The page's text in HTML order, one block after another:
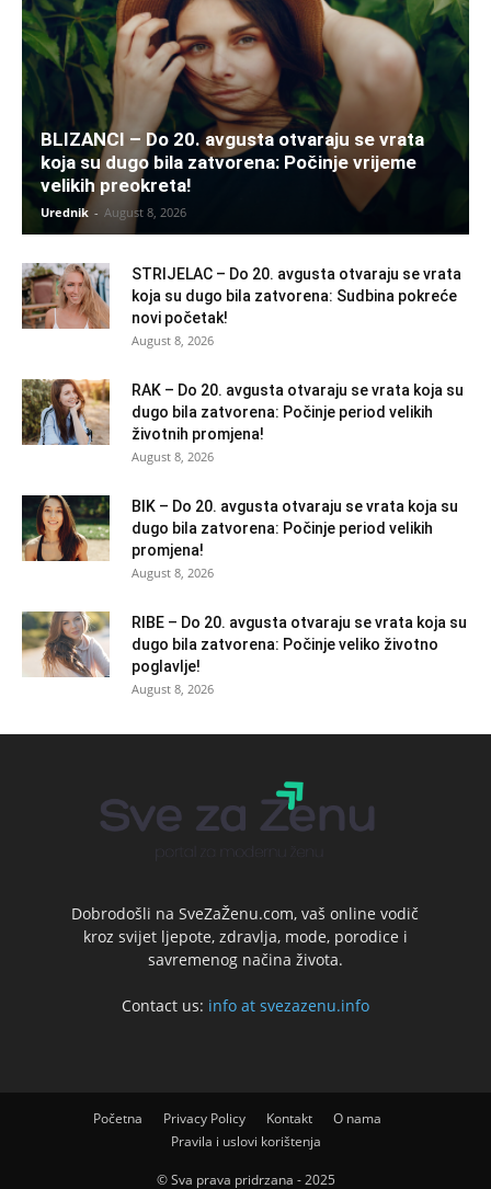
BLIZANCI – Do 20. avgusta otvaraju se vrata
koja su dugo bila zatvorena: Počinje vrijeme
velikih preokreta!
Urednik - August 8, 2026
STRIJELAC – Do 20. avgusta otvaraju se vrata
koja su dugo bila zatvorena: Sudbina pokreće
novi početak!
August 8, 2026
RAK – Do 20. avgusta otvaraju se vrata koja su
dugo bila zatvorena: Počinje period velikih
životnih promjena!
August 8, 2026
BIK – Do 20. avgusta otvaraju se vrata koja su
dugo bila zatvorena: Počinje period velikih
promjena!
August 8, 2026
RIBE – Do 20. avgusta otvaraju se vrata koja su
dugo bila zatvorena: Počinje veliko životno
poglavlje!
August 8, 2026
Dobrodošli na SveZaŽenu.com, vaš online vodič
kroz svijet ljepote, zdravlja, mode, porodice i
savremenog načina života.
Contact us: info at svezazenu.info
Početna Privacy Policy Kontakt
O nama
Pravila i uslovi korištenja
© Sva prava pridrzana - 2025